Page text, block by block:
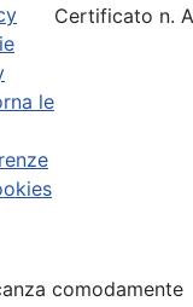
le
Certificato n.